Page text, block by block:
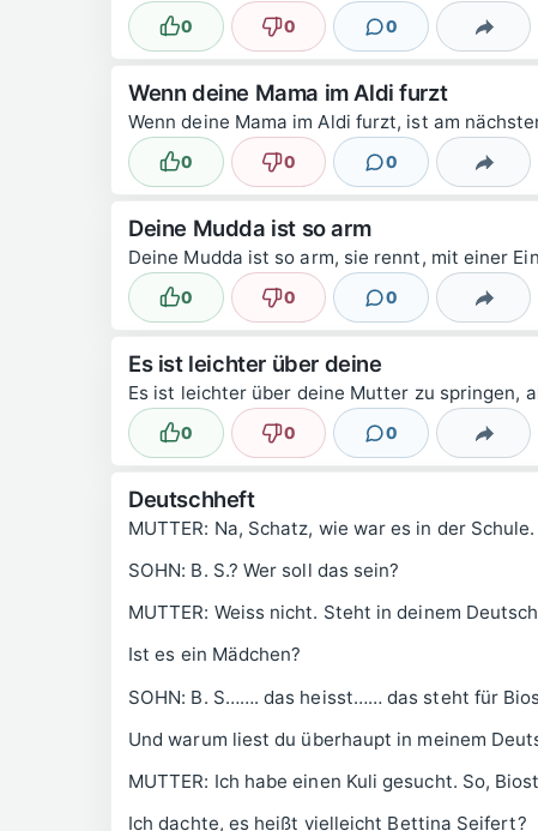
Lustig
0 Nicht lustig
0 0
KommentareTeilen
Wenn deine Mama im Aldi furzt
Wenn deine Mama im Aldi furzt, ist am
Lustig
0 Nicht lustig
0 0
KommentareTeilen
Deine Mudda ist so arm
Deine Mudda ist so arm, sie rennt, mit einer
Lustig
0 Nicht lustig
0 0
KommentareTeilen
Es ist leichter über deine
Es ist leichter über deine Mutter zu springen,
Lustig
0 Nicht lustig
0 0
KommentareTeilen
Deutschheft
MUTTER: Na, Schatz, wie war es in der
SOHN: B. S.? Wer soll das sein?
MUTTER: Weiss nicht. Steht in deinem
Ist es ein Mädchen?
SOHN: B. S……. das heisst…… das steht für
Und warum liest du überhaupt in meinem
MUTTER: Ich habe einen Kuli gesucht. So,
Ich dachte, es heißt vielleicht Bettina Seifert?